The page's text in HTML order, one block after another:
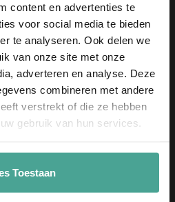
content en advertenties te
voor social media te bieden
te analyseren. Ook delen we
van onze site met onze
adverteren en analyse. Deze
combineren met andere
verstrekt of die ze hebben
gebruik van hun services.
Toestaan
Caramel Latte Brownies
Vanaf 12,95
Voeg toe
kortingop je
!
nieuwsbrief en ontvang
bestelling.